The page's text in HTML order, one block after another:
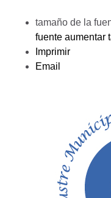
tamaño de la
fuente aumentar
Imprimir
Email